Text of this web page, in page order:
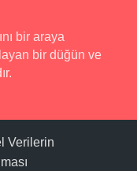
bir araya
bir düğün ve
Verilerin